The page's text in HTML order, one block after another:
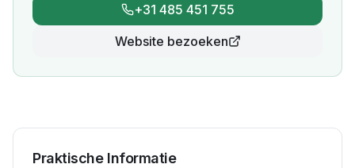
+31 485 451 755
Website bezoeken
Praktische Informatie